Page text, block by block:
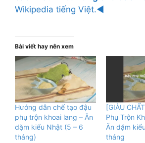
Wikipedia tiếng Việt.◄
Bài viết hay nên xem
Hướng dẫn chế tạo đậu
phụ trộn khoai lang – Ăn
dặm kiểu Nhật (5 – 6
tháng)
[GIÀU
Phụ Trộn
Ăn dặm
tháng